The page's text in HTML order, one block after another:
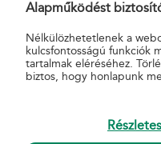
Vas megye, Veszprém
A MAGYAR POSTA
ELNEVEZÉSEI
Ungarische Post
Alapműködést
Nélkülözhetetlenek a
kulcsfontosságú funkciók
tartalmak eléréséhez.
biztos, hogy honlapunk